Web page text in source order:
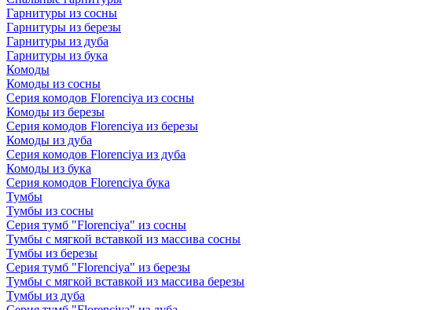
Гарнитуры из сосны
Гарнитуры из березы
Гарнитуры из дуба
Гарнитуры из бука
Комоды
Комоды из сосны
Серия комодов Florenciya из сосны
Комоды из березы
Серия комодов Florenciya из березы
Комоды из дуба
Серия комодов Florenciya из дуба
Комоды из бука
Серия комодов Florenciya бука
Тумбы
Тумбы из сосны
Серия тумб "Florenciya" из сосны
Тумбы с мягкой вставкой из массива сосны
Тумбы из березы
Серия тумб "Florenciya" из березы
Тумбы с мягкой вставкой из массива березы
Тумбы из дуба